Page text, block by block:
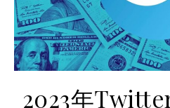
2023年